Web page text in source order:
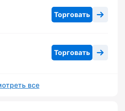
Торговать
Торговать
все